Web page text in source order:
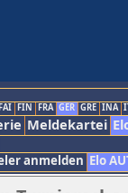
FIN FRA GER GRE INA
Meldekartei
anmelden Elo